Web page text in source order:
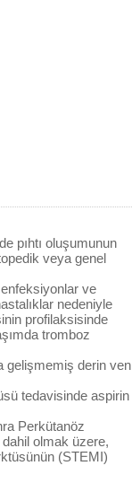
pıhtı oluşumunun
veya genel
ve
nedeniyle
profilaksisinde
tromboz
gelişmemiş derin ven
tedavisinde aspirin
Perkütanöz
olmak üzere,
(STEMI)